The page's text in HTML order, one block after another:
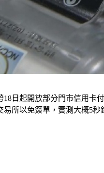
日起開放部分門市信用
所以免簽單，實測大概5秒